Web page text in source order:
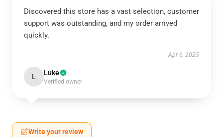
Discovered this store has a vast selection, customer
support was outstanding, and my order arrived
quickly.
Apr 6, 2025
L Luke
Verified owner
Write your review